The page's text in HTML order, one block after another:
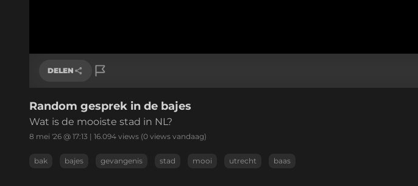
DELEN
Link kopiëren
Random gesprek in de bajes
Wat is de mooiste stad in NL?
8 mei '26 @ 17:13 | 16.094 views (0 views vandaag)
bak bajes gevangenis stad mooi utrecht baas